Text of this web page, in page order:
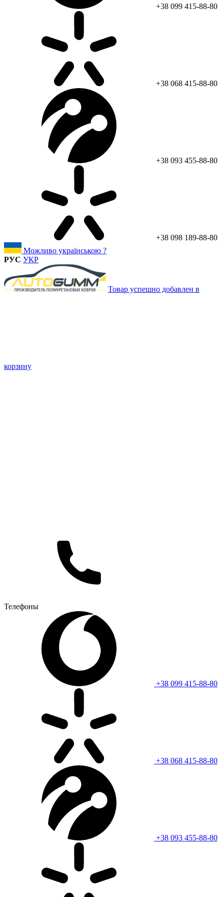
+38 099 415-88-80
+38 068 415-88-80
+38 093 455-88-80
+38 098 189-88-80
Можливо українською ?
РУС УКР
Товар успешно добавлен в
корзину
Телефоны
+38 099 415-88-80
+38 068 415-88-80
+38 093 455-88-80